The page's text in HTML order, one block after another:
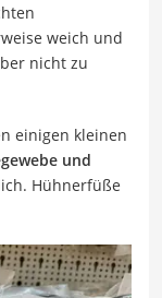
weich und
nicht zu
einigen kleinen
und
Hühnerfüße